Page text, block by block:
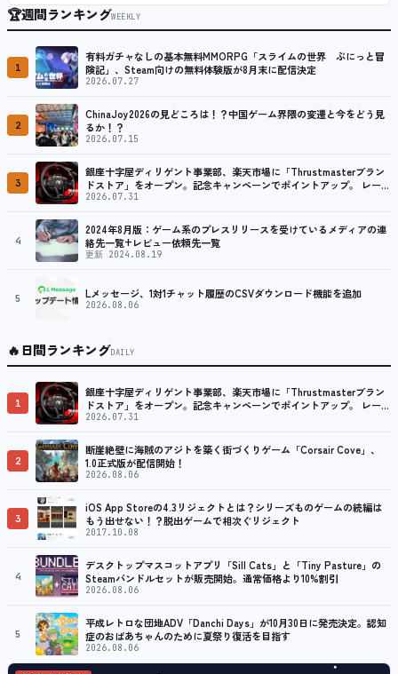
🏆週間ランキングWEEKLY
1
有料ガチャなしの基本無料MMORPG「スライムの世界 ぷにっと冒
険記」、Steam向けの無料体験版が8月末に配信決定
2026.07.27
2
ChinaJoy2026の見どころは！？中国ゲーム界隈の変遷と今をどう見
るか！？
2026.07.15
3
銀座十字屋ディリゲント事業部、楽天市場に「Thrustmasterブラン
ドストア」をオープン。記念キャンペーンでポイントアップ。 レーシ
ング／フライトシム向けコントローラーを中心に、幅広くラインナッ
2026.07.31
4
2024年8月版：ゲーム系のプレスリリースを受けているメディアの連
絡先一覧+レビュー依頼先一覧
更新 2024.08.19
5 Lメッセージ、1対1チャット履歴のCSVダウンロード機能を追加
2026.08.06
🔥日間ランキングDAILY
1
銀座十字屋ディリゲント事業部、楽天市場に「Thrustmasterブラン
ドストア」をオープン。記念キャンペーンでポイントアップ。 レーシ
ング／フライトシム向けコントローラーを中心に、幅広くラインナッ
2026.07.31
2
断崖絶壁に海賊のアジトを築く街づくりゲーム「Corsair Cove」、
1.0正式版が配信開始！
2026.08.06
3
iOS App Storeの4.3リジェクトとは？シリーズものゲームの続編は
もう出せない！？脱出ゲームで相次ぐリジェクト
2017.10.08
4
デスクトップマスコットアプリ「Sill Cats」と「Tiny Pasture」の
Steamバンドルセットが販売開始。通常価格より10%割引
2026.08.06
5
平成レトロな団地ADV「Danchi Days」が10月30日に発売決定。認知
症のおばあちゃんのために夏祭り復活を目指す
2026.08.06